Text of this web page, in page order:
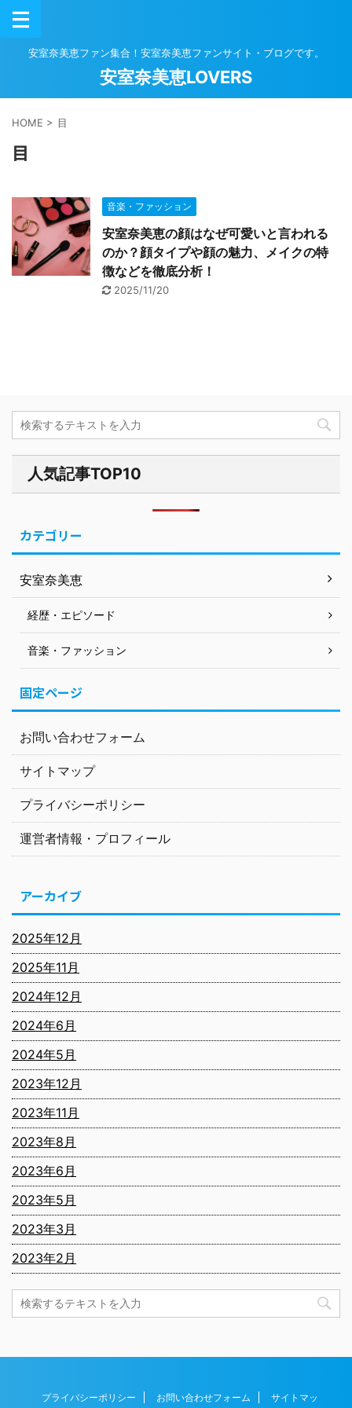
安室奈美恵ファン集合！安室奈美恵ファンサイト・ブログです。
安室奈美恵LOVERS
HOME > 目
目
音楽・ファッション
安室奈美恵の顔はなぜ可愛いと言われる
のか？顔タイプや顔の魅力、メイクの特
徴などを徹底分析！
2025/11/20
人気記事TOP10
カテゴリー
安室奈美恵
経歴・エピソード
音楽・ファッション
固定ページ
お問い合わせフォーム
サイトマップ
プライバシーポリシー
運営者情報・プロフィール
アーカイブ
2025年12月
2025年11月
2024年12月
2024年6月
2024年5月
2023年12月
2023年11月
2023年8月
2023年6月
2023年5月
2023年3月
2023年2月
プライバシーポリシー お問い合わせフォーム サイトマッ